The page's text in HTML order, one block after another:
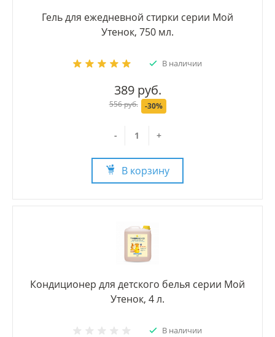
Гель для ежедневной стирки серии Мой
Утенок, 750 мл.
В наличии
389 руб.
556 руб. -30%
- +
В корзину
Кондиционер для детского белья серии Мой
Утенок, 4 л.
В наличии